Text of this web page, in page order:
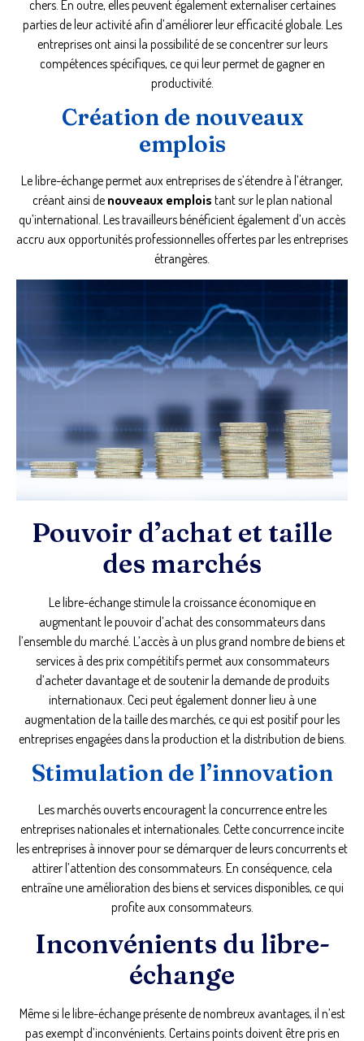
chers. En outre, elles peuvent également externaliser certaines
parties de leur activité afin d’améliorer leur efficacité globale. Les
entreprises ont ainsi la possibilité de se concentrer sur leurs
compétences spécifiques, ce qui leur permet de gagner en
productivité.
Création de nouveaux
emplois
Le libre-échange permet aux entreprises de s’étendre à l’étranger,
créant ainsi de nouveaux emplois tant sur le plan national
qu’international. Les travailleurs bénéficient également d’un accès
accru aux opportunités professionnelles offertes par les entreprises
étrangères.
Pouvoir d’achat et taille
des marchés
Le libre-échange stimule la croissance économique en
augmentant le pouvoir d’achat des consommateurs dans
l’ensemble du marché. L’accès à un plus grand nombre de biens et
services à des prix compétitifs permet aux consommateurs
d’acheter davantage et de soutenir la demande de produits
internationaux. Ceci peut également donner lieu à une
augmentation de la taille des marchés, ce qui est positif pour les
entreprises engagées dans la production et la distribution de biens.
Stimulation de l’innovation
Les marchés ouverts encouragent la concurrence entre les
entreprises nationales et internationales. Cette concurrence incite
les entreprises à innover pour se démarquer de leurs concurrents et
attirer l’attention des consommateurs. En conséquence, cela
entraîne une amélioration des biens et services disponibles, ce qui
profite aux consommateurs.
Inconvénients du libre-
échange
Même si le libre-échange présente de nombreux avantages, il n’est
pas exempt d’inconvénients. Certains points doivent être pris en